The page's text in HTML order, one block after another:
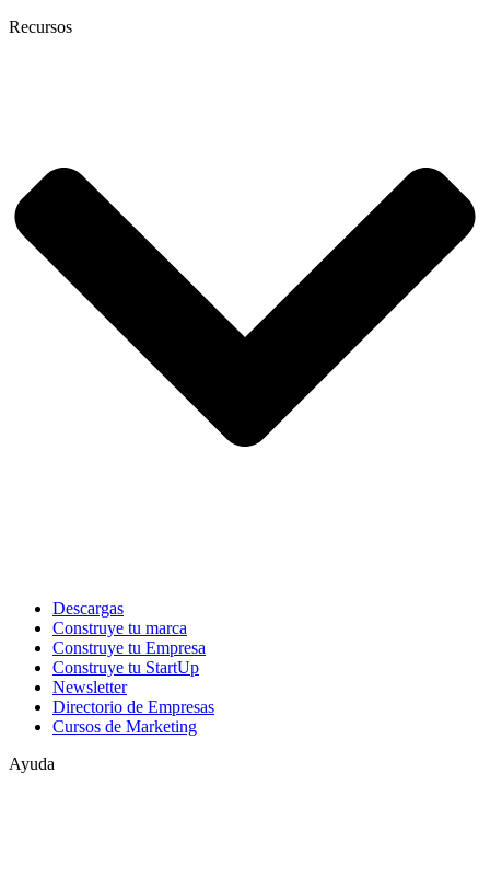
Recursos
Descargas
Construye tu marca
Construye tu Empresa
Construye tu StartUp
Newsletter
Directorio de Empresas
Cursos de Marketing
Ayuda